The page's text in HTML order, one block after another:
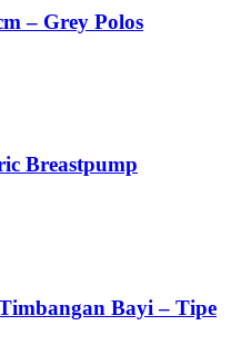
– Grey Polos
Breastpump
Bayi – Tipe